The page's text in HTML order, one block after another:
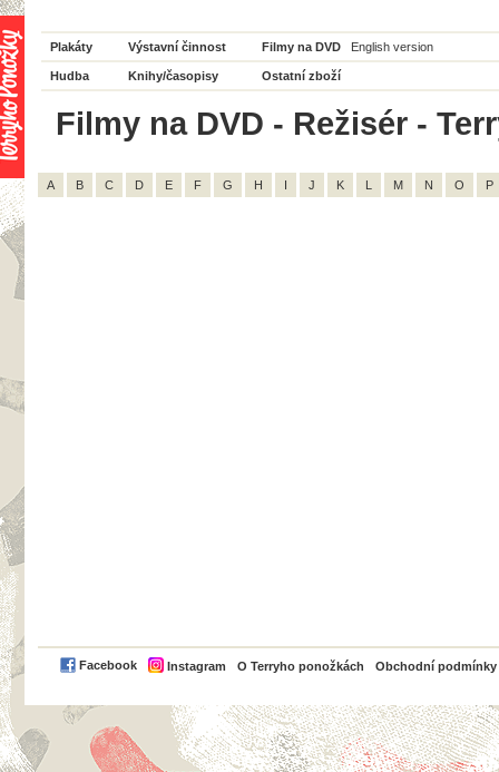
Plakáty Výstavní činnost Filmy na DVD English version
Hudba Knihy/časopisy Ostatní zboží
Filmy na DVD - Režisér -
A B C D E F G H I J K L M N O P
Facebook Instagram O Terryho ponožkách Obchodní podmínky
PayPal